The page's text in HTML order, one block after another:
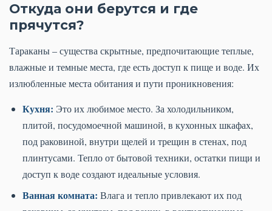
Откуда они берутся и где
прячутся?
Тараканы – существа скрытные, предпочитающие теплые,
влажные и темные места, где есть доступ к пище и воде. Их
излюбленные места обитания и пути проникновения:
Кухня: Это их любимое место. За холодильником,
плитой, посудомоечной машиной, в кухонных шкафах,
под раковиной, внутри щелей и трещин в стенах, под
плинтусами. Тепло от бытовой техники, остатки пищи и
доступ к воде создают идеальные условия.
Ванная комната: Влага и тепло привлекают их под